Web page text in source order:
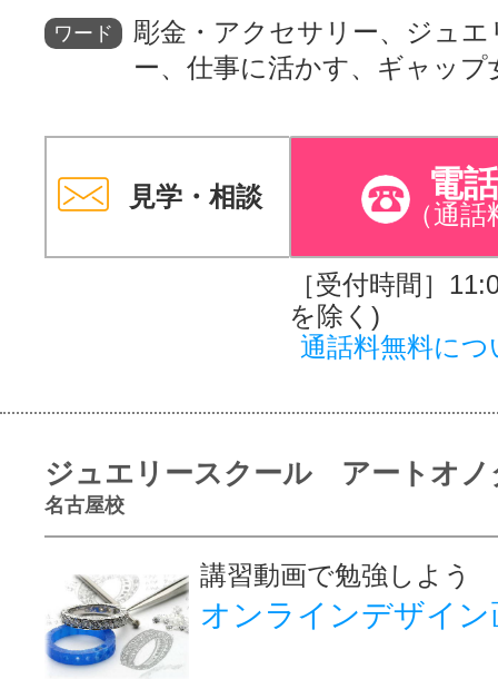
ワード
彫金・アクセサリー、ジュ
ー、仕事に活かす、ギャップ
見学・相談 電
（通話
［受付時間］
を除く)
通話料無料につ
ジュエリースクール アートオノ
名古屋校
講習動画で勉強しよう
オンラインデザイ